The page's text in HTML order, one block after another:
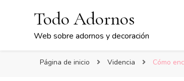
Todo Adornos
Web sobre adornos y decoración
Página de inicio Videncia Cómo